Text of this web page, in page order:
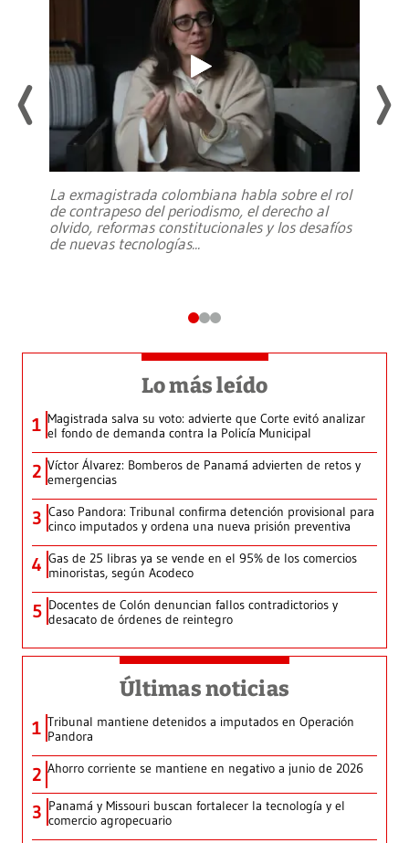
La exmagistrada colombiana habla sobre el rol
de contrapeso del periodismo, el derecho al
olvido, reformas constitucionales y los desafíos
de nuevas tecnologías...
Lo más leído
1 Magistrada salva su voto: advierte que Corte evitó analizar
el fondo de demanda contra la Policía Municipal
2 Víctor Álvarez: Bomberos de Panamá advierten de retos y
emergencias
3 Caso Pandora: Tribunal confirma detención provisional para
cinco imputados y ordena una nueva prisión preventiva
4 Gas de 25 libras ya se vende en el 95% de los comercios
minoristas, según Acodeco
5 Docentes de Colón denuncian fallos contradictorios y
desacato de órdenes de reintegro
Últimas noticias
1 Tribunal mantiene detenidos a imputados en Operación
Pandora
2 Ahorro corriente se mantiene en negativo a junio de 2026
3 Panamá y Missouri buscan fortalecer la tecnología y el
comercio agropecuario